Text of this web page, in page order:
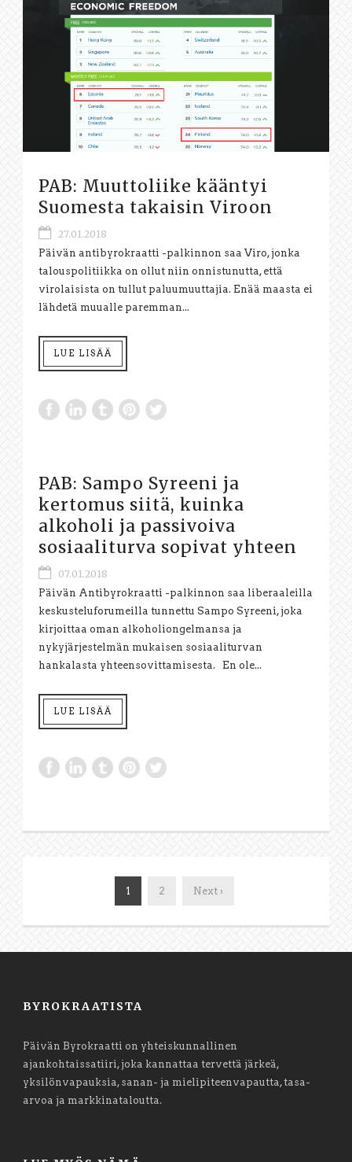
PAB: Muuttoliike kääntyi
Suomesta takaisin Viroon
27.01.2018
Päivän antibyrokraatti -palkinnon saa Viro, jonka
talouspolitiikka on ollut niin onnistunutta, että
virolaisista on tullut paluumuuttajia. Enää maasta ei
lähdetä muualle paremman...
LUE LISÄÄ
PAB: Sampo Syreeni ja
kertomus siitä, kuinka
alkoholi ja passivoiva
sosiaaliturva sopivat yhteen
07.01.2018
Päivän Antibyrokraatti -palkinnon saa liberaaleilla
keskusteluforumeilla tunnettu Sampo Syreeni, joka
kirjoittaa oman alkoholiongelmansa ja
nykyjärjestelmän mukaisen sosiaaliturvan
hankalasta yhteensovittamisesta. En ole...
LUE LISÄÄ
1 2 Next ›
BYROKRAATISTA
Päivän Byrokraatti on yhteiskunnallinen
ajankohtaissatiiri, joka kannattaa tervettä järkeä,
yksilönvapauksia, sanan- ja mielipiteenvapautta, tasa-
arvoa ja markkinataloutta.